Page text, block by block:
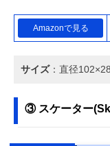
Amazonで見る
サイズ：直径
③ スケーター